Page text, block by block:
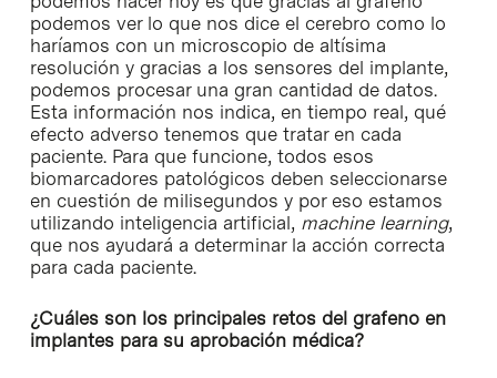
podemos ver lo que nos dice el cerebro como lo
haríamos con un microscopio de altísima
resolución y gracias a los sensores del implante,
podemos procesar una gran cantidad de datos.
Esta información nos indica, en tiempo real, qué
efecto adverso tenemos que tratar en cada
paciente. Para que funcione, todos esos
biomarcadores patológicos deben seleccionarse
en cuestión de milisegundos y por eso estamos
utilizando inteligencia artificial, machine learning,
que nos ayudará a determinar la acción correcta
para cada paciente.
¿Cuáles son los principales retos del grafeno en
implantes para su aprobación médica?